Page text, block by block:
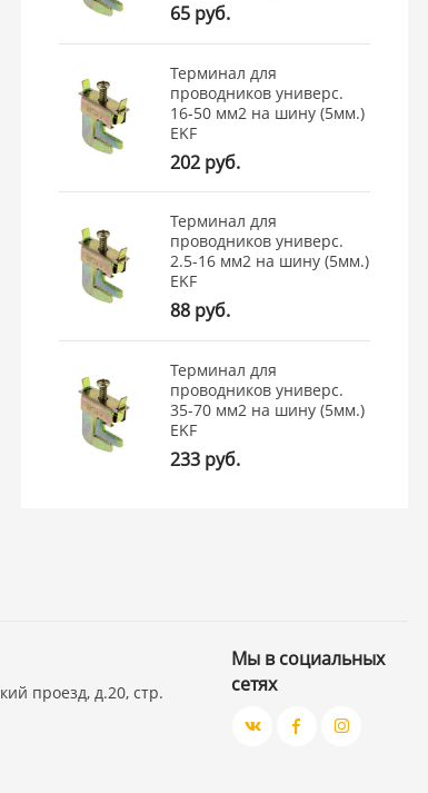
65 руб.
Терминал для
проводников универс.
16-50 мм2 на шину (5мм.)
EKF
202 руб.
Терминал для
проводников универс.
2.5-16 мм2 на шину (5мм.)
EKF
88 руб.
Терминал для
проводников универс.
35-70 мм2 на шину (5мм.)
EKF
233 руб.
проезд, д.20, стр.
Мы в социальных
сетях